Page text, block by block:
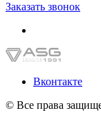
Заказать звонок
Вконтакте
© Все права